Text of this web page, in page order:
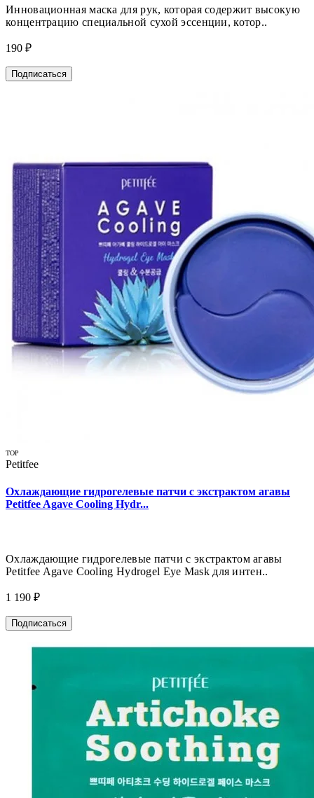
Инновационная маска для рук, которая содержит высокую
концентрацию специальной сухой эссенции, котор..
190 ₽
Подписаться
TOP
Petitfee
Охлаждающие гидрогелевые патчи с экстрактом агавы
Petitfee Agave Cooling Hydr...
Охлаждающие гидрогелевые патчи с экстрактом агавы
Petitfee Agave Cooling Hydrogel Eye Mask для интен..
1 190 ₽
Подписаться